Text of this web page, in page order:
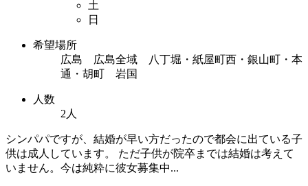
土
日
希望場所
広島 広島全域 八丁堀・紙屋町西・銀山町・本
通・胡町 岩国
人数
2人
シンパパですが、結婚が早い方だったので都会に出ている子
供は成人しています。 ただ子供が院卒までは結婚は考えて
いません。今は純粋に彼女募集中...